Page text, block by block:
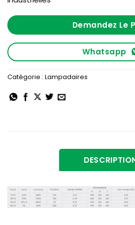
Demandez Le
Whatsapp
Catégorie : Lampadaires